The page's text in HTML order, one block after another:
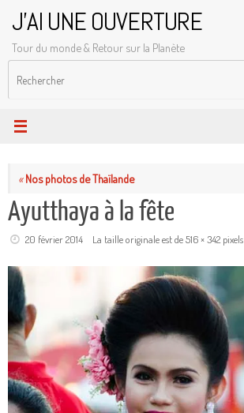
contenu
J'AI UNE OUVERTURE
Tour du monde & Retour sur la Planète
«Nos photos de Thaïlande
Ayutthaya à la fête
20 février 2014 La taille originale est de516 × 342pixels